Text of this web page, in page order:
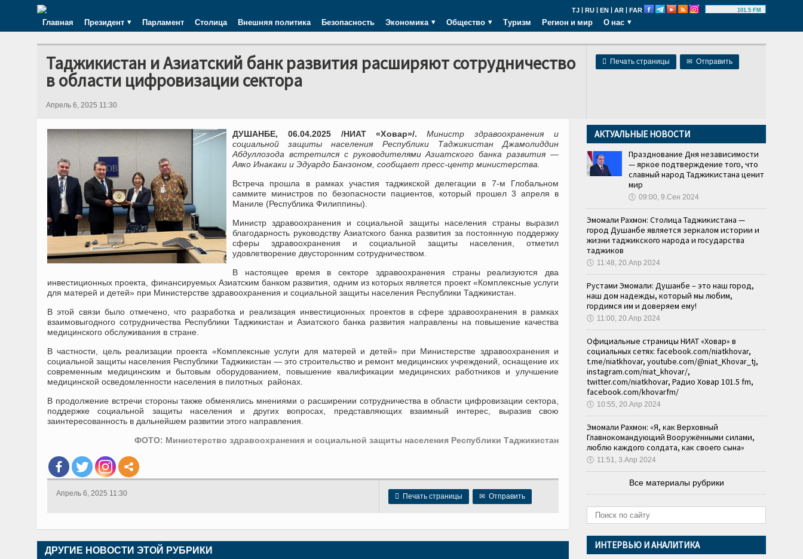
TJ | RU | EN | AR | FAR 101.5 FM
Главная Президент Парламент Столица Внешняя политика Безопасность Экономика Общество Туризм Регион и мир О нас
 Печать страницы ✉ Отправить
Таджикистан и Азиатский банк развития расширяют сотрудничество
в области цифровизации сектора
Апрель 6, 2025 11:30
ДУШАНБЕ, 06.04.2025 /НИАТ «Ховар»/.
Министр здравоохранения и
социальной защиты населения Республики Таджикистан Джамолиддин
Абдуллозода встретился с руководителями Азиатского банка развития —
Аяко Инакаки и Эдуардо Банзоном, сообщает пресс-центр министерства.
Встреча прошла в рамках участия таджикской делегации в 7-м Глобальном
саммите министров по безопасности пациентов, который прошел 3 апреля в
Маниле (Республика Филиппины).
Министр здравоохранения и социальной защиты населения страны выразил
благодарность руководству Азиатского банка развития за постоянную поддержку
сферы здравоохранения и социальной защиты населения, отметил
удовлетворение двусторонним сотрудничеством.
В настоящее время в секторе здравоохранения страны реализуются два
инвестиционных проекта, финансируемых Азиатским банком развития, одним из которых является проект «Комплексные услуги
для матерей и детей» при Министерстве здравоохранения и социальной защиты населения Республики Таджикистан.
В этой связи было отмечено, что разработка и реализация инвестиционных проектов в сфере здравоохранения в рамках
взаимовыгодного сотрудничества Республики Таджикистан и Азиатского банка развития направлены на повышение качества
медицинского обслуживания в стране.
В частности, цель реализации проекта «Комплексные услуги для матерей и детей» при Министерстве здравоохранения и
социальной защиты населения Республики Таджикистан — это строительство и ремонт медицинских учреждений, оснащение их
современным медицинским и бытовым оборудованием, повышение квалификации медицинских работников и улучшение
медицинской осведомленности населения в пилотных районах.
В продолжение встречи стороны также обменялись мнениями о расширении сотрудничества в области цифровизации сектора,
поддержке социальной защиты населения и других вопросах, представляющих взаимный интерес, выразив свою
заинтересованность в дальнейшем развитии этого направления.
ФОТО: Министерство здравоохранения и социальной защиты населения Республики Таджикистан
 Печать страницы ✉ Отправить
Апрель 6, 2025 11:30
ДРУГИЕ НОВОСТИ ЭТОЙ РУБРИКИ
АКТУАЛЬНЫЕ НОВОСТИ
Празднование Дня независимости
— яркое подтверждение того, что
славный народ Таджикистана ценит
мир
🕔 09:00, 9.Сен 2024
Эмомали Рахмон: Столица Таджикистана —
город Душанбе является зеркалом истории и
жизни таджикского народа и государства
таджиков
🕔 11:48, 20.Апр 2024
Рустами Эмомали: Душанбе – это наш город,
наш дом надежды, который мы любим,
гордимся им и доверяем ему!
🕔 11:00, 20.Апр 2024
Официальные страницы НИАТ «Ховар» в
социальных сетях: facebook.com/niatkhovar,
t.me/niatkhovar, youtube.com/@niat_Khovar_tj,
instagram.com/niat_khovar/,
twitter.com/niatkhovar, Радио Ховар 101.5 fm,
facebook.com/khovarfm/
🕔 10:55, 20.Апр 2024
Эмомали Рахмон: «Я, как Верховный
Главнокомандующий Вооружёнными силами,
люблю каждого солдата, как своего сына»
🕔 11:51, 3.Апр 2024
Все материалы рубрики
ИНТЕРВЬЮ И АНАЛИТИКА